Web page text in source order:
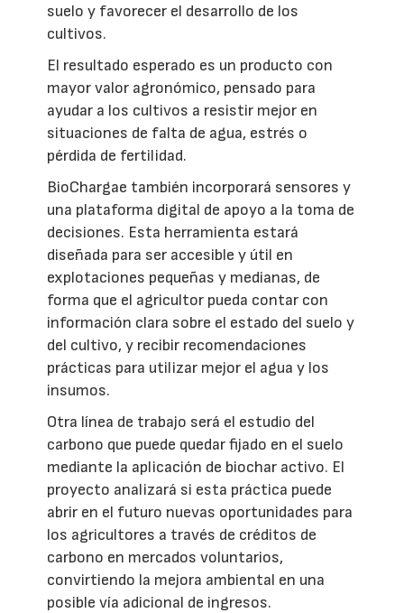
suelo y favorecer el desarrollo de los
cultivos.
El resultado esperado es un producto con
mayor valor agronómico, pensado para
ayudar a los cultivos a resistir mejor en
situaciones de falta de agua, estrés o
pérdida de fertilidad.
BioChargae también incorporará sensores y
una plataforma digital de apoyo a la toma de
decisiones. Esta herramienta estará
diseñada para ser accesible y útil en
explotaciones pequeñas y medianas, de
forma que el agricultor pueda contar con
información clara sobre el estado del suelo y
del cultivo, y recibir recomendaciones
prácticas para utilizar mejor el agua y los
insumos.
Otra línea de trabajo será el estudio del
carbono que puede quedar fijado en el suelo
mediante la aplicación de biochar activo. El
proyecto analizará si esta práctica puede
abrir en el futuro nuevas oportunidades para
los agricultores a través de créditos de
carbono en mercados voluntarios,
convirtiendo la mejora ambiental en una
posible vía adicional de ingresos.